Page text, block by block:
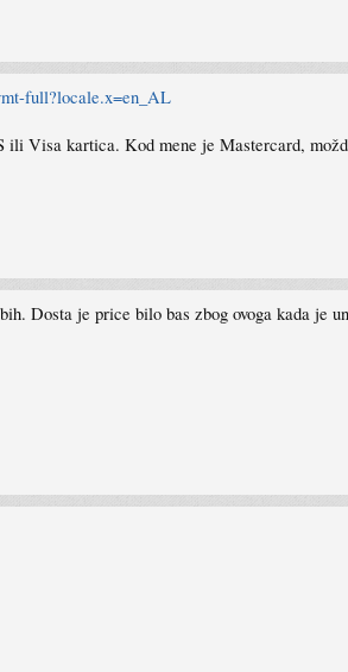
full?locale.x=en_AL
ili Visa kartica. Kod mene je Mastercard,
Dosta je price bilo bas zbog ovoga kada je